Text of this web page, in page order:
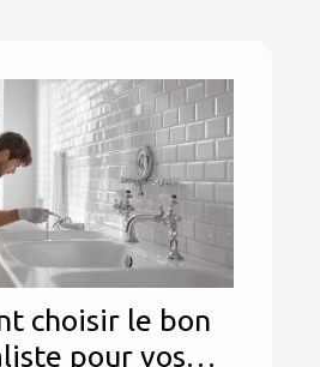
choisir le bon
pour vos